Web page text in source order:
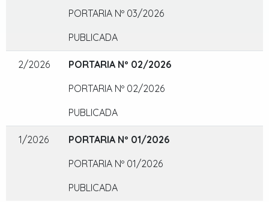
PORTARIA Nº 03/2026
PUBLICADA
2/2026
PORTARIA Nº 02/2026
PORTARIA Nº 02/2026
PUBLICADA
1/2026
PORTARIA Nº 01/2026
PORTARIA Nº 01/2026
PUBLICADA